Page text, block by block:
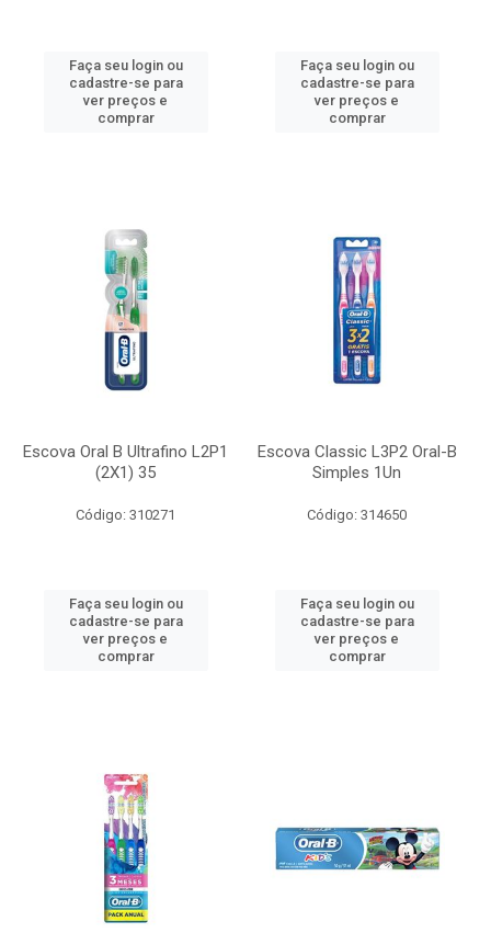
Faça seu login ou
cadastre-se para
ver preços e
comprar
Faça seu login ou
cadastre-se para
ver preços e
comprar
Escova Oral B Ultrafino L2P1
(2X1) 35
Código: 310271
Faça seu login ou
cadastre-se para
ver preços e
comprar
Escova Classic L3P2 Oral-B
Simples 1Un
Código: 314650
Faça seu login ou
cadastre-se para
ver preços e
comprar